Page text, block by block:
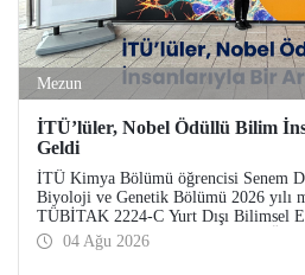
Mezun
İTÜ’lüler, Nobel Ödüllü Bilim
Geldi
İTÜ Kimya Bölümü öğrencisi Senem
Biyoloji ve Genetik Bölümü 2026 yılı
TÜBİTAK 2224-C Yurt Dışı Bilimsel
kapsamında 75’inci Lindau Nobel
Toplantısı’na katıldı.
04 Ağu 2026